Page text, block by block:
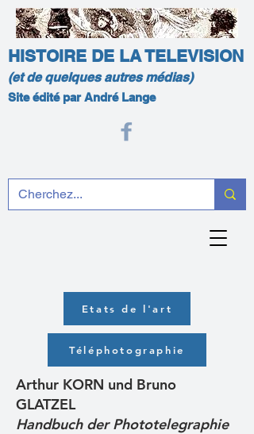
HISTOIRE DE LA TELEVISION
(et de quelques autres médias)
Site édité par André Lange
Etats de l'art
Téléphotographie
Arthur KORN und Bruno
GLATZEL
Handbuch der Phototelegraphie